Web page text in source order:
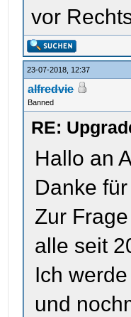
vor
23-07-2018, 12:37
alfredvie
Banned
RE:
Hallo an
Danke
Zur
alle seit
Ich
und